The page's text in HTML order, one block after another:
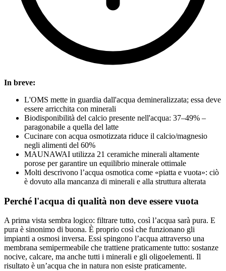
In breve:
L'OMS mette in guardia dall'acqua demineralizzata; essa deve
essere arricchita con minerali
Biodisponibilità del calcio presente nell'acqua: 37–49% –
paragonabile a quella del latte
Cucinare con acqua osmotizzata riduce il calcio/magnesio
negli alimenti del 60%
MAUNAWAI utilizza 21 ceramiche minerali altamente
porose per garantire un equilibrio minerale ottimale
Molti descrivono l’acqua osmotica come «piatta e vuota»: ciò
è dovuto alla mancanza di minerali e alla struttura alterata
Perché l'acqua di qualità non deve essere vuota
A prima vista sembra logico: filtrare tutto, così l’acqua sarà pura. E
pura è sinonimo di buona. È proprio così che funzionano gli
impianti a osmosi inversa. Essi spingono l’acqua attraverso una
membrana semipermeabile che trattiene praticamente tutto: sostanze
nocive, calcare, ma anche tutti i minerali e gli oligoelementi. Il
risultato è un’acqua che in natura non esiste praticamente.